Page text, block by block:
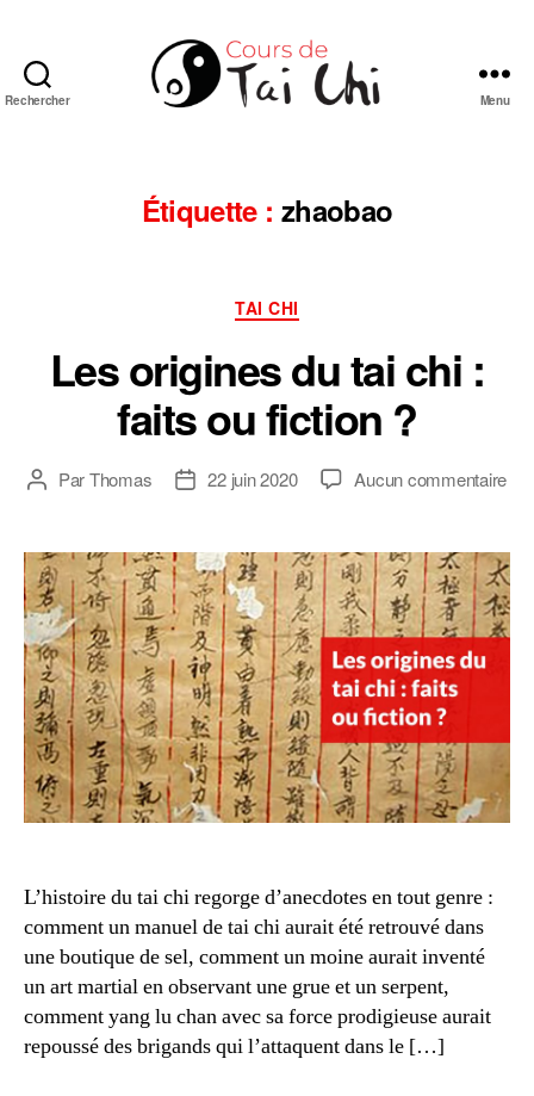
Rechercher
Chi
Chuan
Yang
en
ligne
Menu
Étiquette : zhaobao
Catégories
TAI CHI
Les origines du tai chi :
faits ou fiction ?
Auteur
ParThomas
Date22 juin 2020 Aucun commentairesur
du
tai
chi
:
?
L’histoire du tai chi regorge d’anecdotes en tout genre :
comment un manuel de tai chi aurait été retrouvé dans
une boutique de sel, comment un moine aurait inventé
un art martial en observant une grue et un serpent,
comment yang lu chan avec sa force prodigieuse aurait
repoussé des brigands qui l’attaquent dans le […]